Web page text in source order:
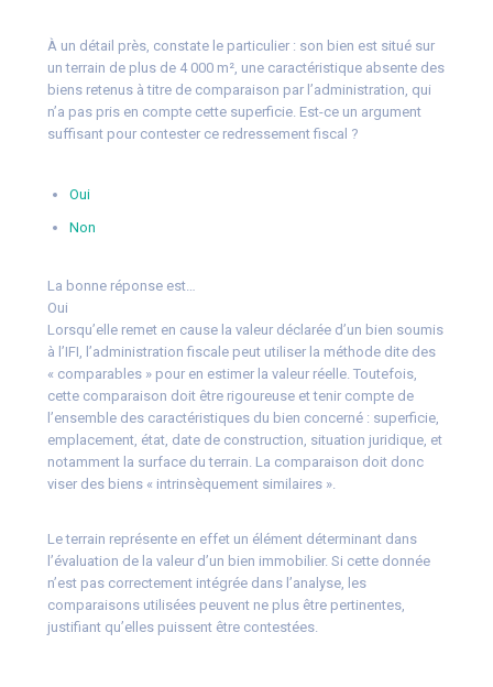
À un détail près, constate le particulier : son bien est situé sur
un terrain de plus de 4 000 m², une caractéristique absente des
biens retenus à titre de comparaison par l’administration, qui
n’a pas pris en compte cette superficie. Est-ce un argument
suffisant pour contester ce redressement fiscal ?
Oui
Non
La bonne réponse est…
Oui
Lorsqu’elle remet en cause la valeur déclarée d’un bien soumis
à l’IFI, l’administration fiscale peut utiliser la méthode dite des
« comparables » pour en estimer la valeur réelle. Toutefois,
cette comparaison doit être rigoureuse et tenir compte de
l’ensemble des caractéristiques du bien concerné : superficie,
emplacement, état, date de construction, situation juridique, et
notamment la surface du terrain. La comparaison doit donc
viser des biens « intrinsèquement similaires ».
Le terrain représente en effet un élément déterminant dans
l’évaluation de la valeur d’un bien immobilier. Si cette donnée
n’est pas correctement intégrée dans l’analyse, les
comparaisons utilisées peuvent ne plus être pertinentes,
justifiant qu’elles puissent être contestées.